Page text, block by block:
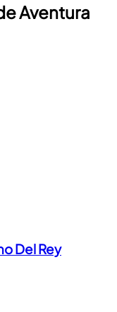
Aventura
Del Rey